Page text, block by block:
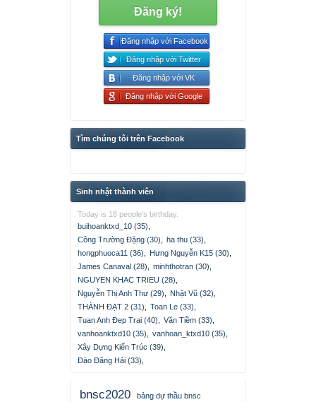
Đăng ký!
Đăng nhập với Facebook
Đăng nhập với Twitter
Đăng nhập với VK
Đăng nhập với Google
Tìm chúng tôi trên Facebook
Sinh nhật thành viên
Today is 18 people's birthday.
buihoanktxd_10 (35)
Công Trường Đặng (30)
ha thu (33)
hongphuoca11 (36)
Hưng Nguyễn K15 (30)
James Canaval (28)
minhthotran (30)
NGUYEN KHAC TRIEU (28)
Nguyễn Thị Anh Thư (29)
Nhật Vũ (32)
THÀNH ĐẠT 2 (31)
Toan Le (33)
Tuan Anh Đep Trai (40)
Văn Tiềm (33)
vanhoanktxd10 (35)
vanhoan_ktxd10 (35)
Xây Dựng Kiến Trúc (39)
Đào Đăng Hải (33)
bnsc2020
bảng dự thầu bnsc